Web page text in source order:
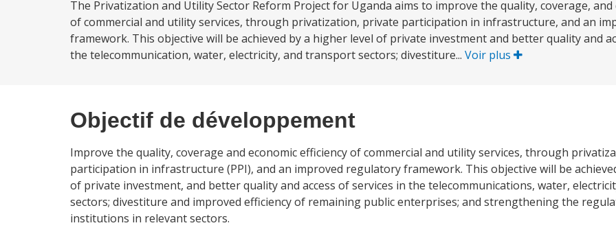
The Privatization and Utility Sector Reform Project for Uganda aims to improve the quality, coverage, and
of commercial and utility services, through privatization, private participation in infrastructure, and an
framework. This objective will be achieved by a higher level of private investment and better quality and
the telecommunication, water, electricity, and transport sectors; divestiture... Voir plus
Objectif de développement
Improve the quality, coverage and economic efficiency of commercial and utility services, through
participation in infrastructure (PPI), and an improved regulatory framework. This objective will be
of private investment, and better quality and access of services in the telecommunications, water,
sectors; divestiture and improved efficiency of remaining public enterprises; and strengthening the
institutions in relevant sectors.